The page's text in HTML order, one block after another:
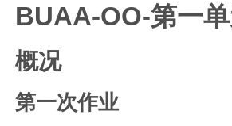
BUAA-OO-第一
概况
第一次作业